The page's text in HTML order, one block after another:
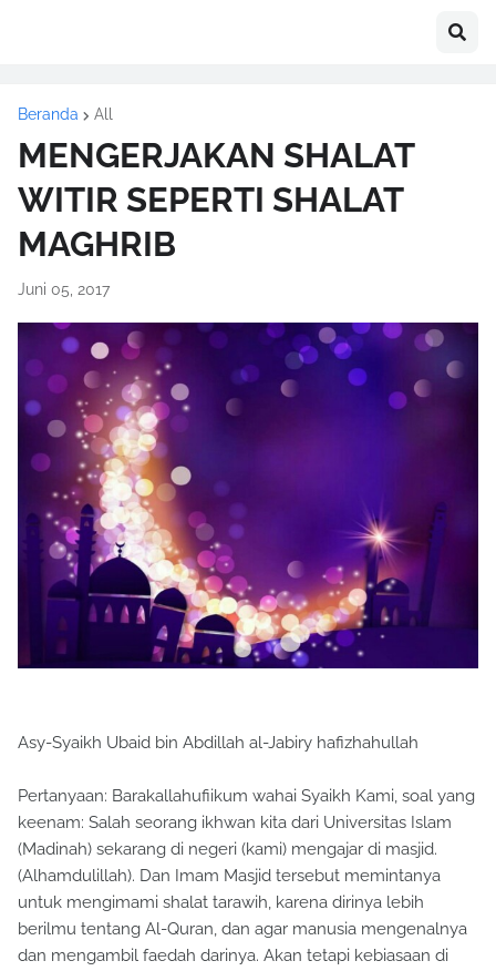
Beranda All
MENGERJAKAN SHALAT
WITIR SEPERTI SHALAT
MAGHRIB
Juni 05, 2017
Asy-Syaikh Ubaid bin Abdillah al-Jabiry hafizhahullah
Pertanyaan: Barakallahufiikum wahai Syaikh Kami, soal yang
keenam: Salah seorang ikhwan kita dari Universitas Islam
(Madinah) sekarang di negeri (kami) mengajar di masjid.
(Alhamdulillah). Dan Imam Masjid tersebut memintanya
untuk mengimami shalat tarawih, karena dirinya lebih
berilmu tentang Al-Quran, dan agar manusia mengenalnya
dan mengambil faedah darinya. Akan tetapi kebiasaan di